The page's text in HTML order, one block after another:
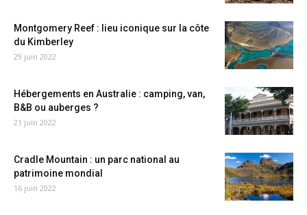
Montgomery Reef : lieu iconique sur la côte
du Kimberley
29 juin 2022
Hébergements en Australie : camping, van,
B&B ou auberges ?
21 juin 2022
Cradle Mountain : un parc national au
patrimoine mondial
16 juin 2022